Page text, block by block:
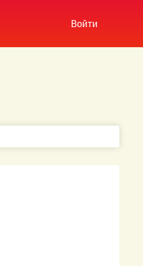
Войти